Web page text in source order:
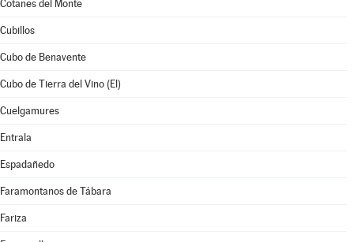
Cotanes del Monte
Cubillos
Cubo de Benavente
Cubo de Tierra del Vino (El)
Cuelgamures
Entrala
Espadañedo
Faramontanos de Tábara
Fariza